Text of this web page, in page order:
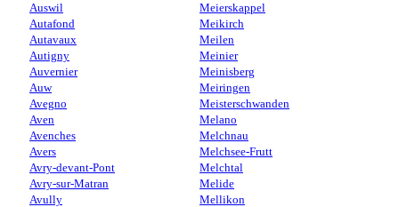
Auswil
Autafond
Autavaux
Autigny
Auvernier
Auw
Avegno
Aven
Avenches
Avers
Avry-devant-Pont
Avry-sur-Matran
Avully
Meierskappel
Meikirch
Meilen
Meinier
Meinisberg
Meiringen
Meisterschwanden
Melano
Melchnau
Melchsee-Frutt
Melchtal
Melide
Mellikon